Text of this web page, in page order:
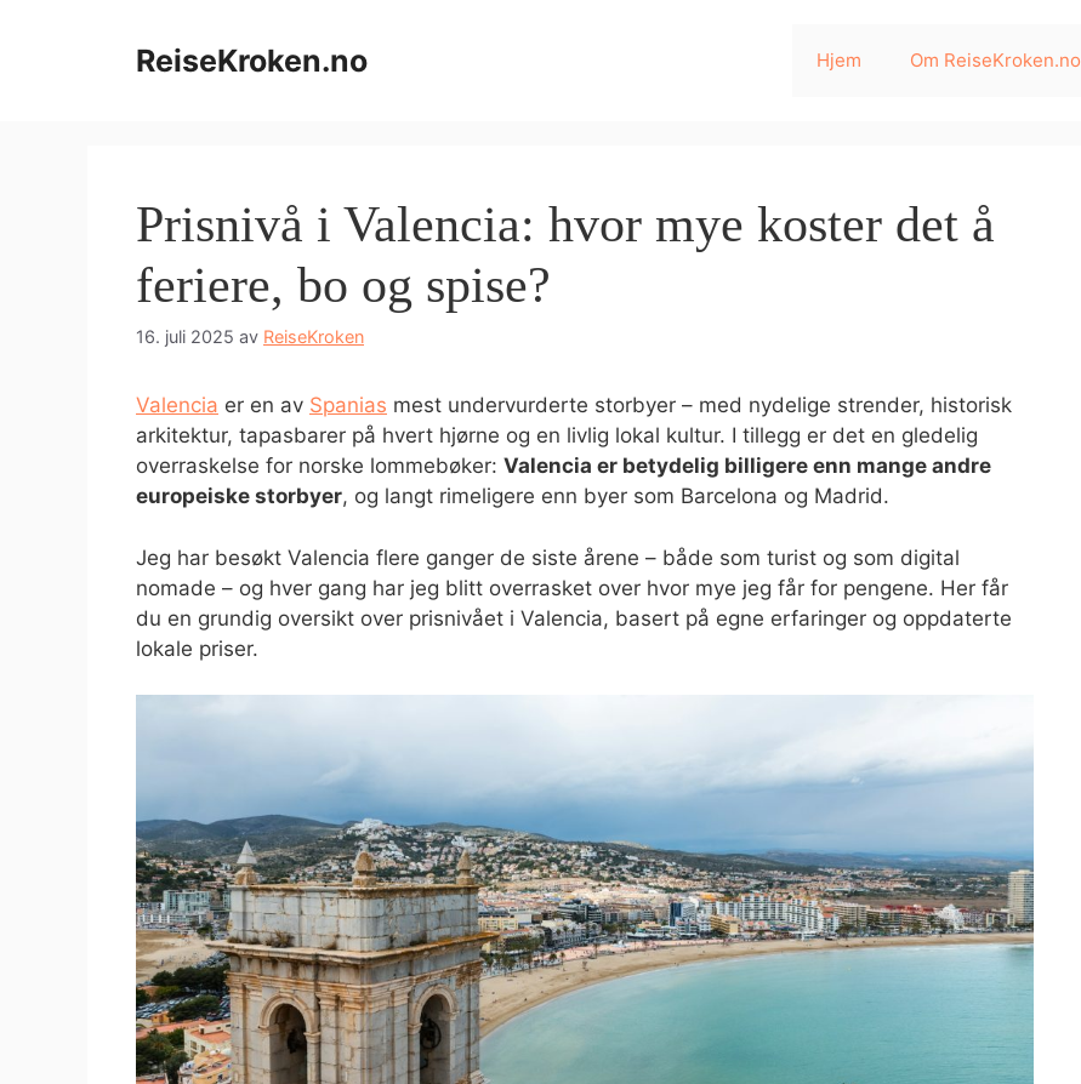
ReiseKroken.no Hjem Om ReiseKroken.no
Prisnivå i Valencia: hvor mye koster det å
feriere, bo og spise?
16. juli 2025 av ReiseKroken
Valencia er en av Spanias mest undervurderte storbyer – med nydelige strender, historisk
arkitektur, tapasbarer på hvert hjørne og en livlig lokal kultur. I tillegg er det en gledelig
overraskelse for norske lommebøker: Valencia er betydelig billigere enn mange andre
europeiske storbyer, og langt rimeligere enn byer som Barcelona og Madrid.
Jeg har besøkt Valencia flere ganger de siste årene – både som turist og som digital
nomade – og hver gang har jeg blitt overrasket over hvor mye jeg får for pengene. Her får
du en grundig oversikt over prisnivået i Valencia, basert på egne erfaringer og oppdaterte
lokale priser.